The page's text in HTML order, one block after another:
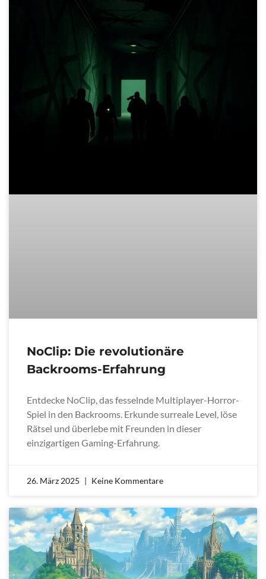
NoClip: Die revolutionäre
Backrooms-Erfahrung
Entdecke NoClip, das fesselnde Multiplayer-Horror-
Spiel in den Backrooms. Erkunde surreale Level, löse
Rätsel und überlebe mit Freunden in dieser
einzigartigen Gaming-Erfahrung.
26. März 2025 Keine Kommentare